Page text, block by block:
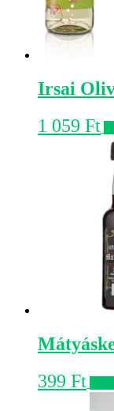
Irsai
1 059 Ft
399 Ft